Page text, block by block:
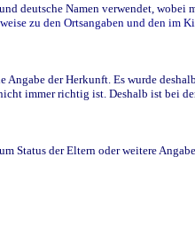
deutsche Namen verwendet,
zu den Ortsangaben und den im
der Herkunft. Es wurde
immer richtig ist. Deshalb ist bei
Status der Eltern oder weitere